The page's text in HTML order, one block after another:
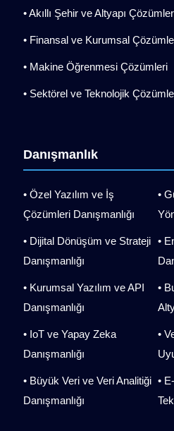
• Akıllı Şehir ve Altyapı
• Finansal ve Kurumsal
• Makine Öğrenmesi Çözümleri
• Sektörel ve Teknolojik
Danışmanlık
• Özel Yazılım ve İş
Çözümleri Danışmanlığı
• Dijital Dönüşüm ve Strateji
Danışmanlığı
• Kurumsal Yazılım ve API
Danışmanlığı
• IoT ve Yapay Zeka
Danışmanlığı
• Büyük Veri ve Veri Analitiği
Danışmanlığı
•
•
•
•
•